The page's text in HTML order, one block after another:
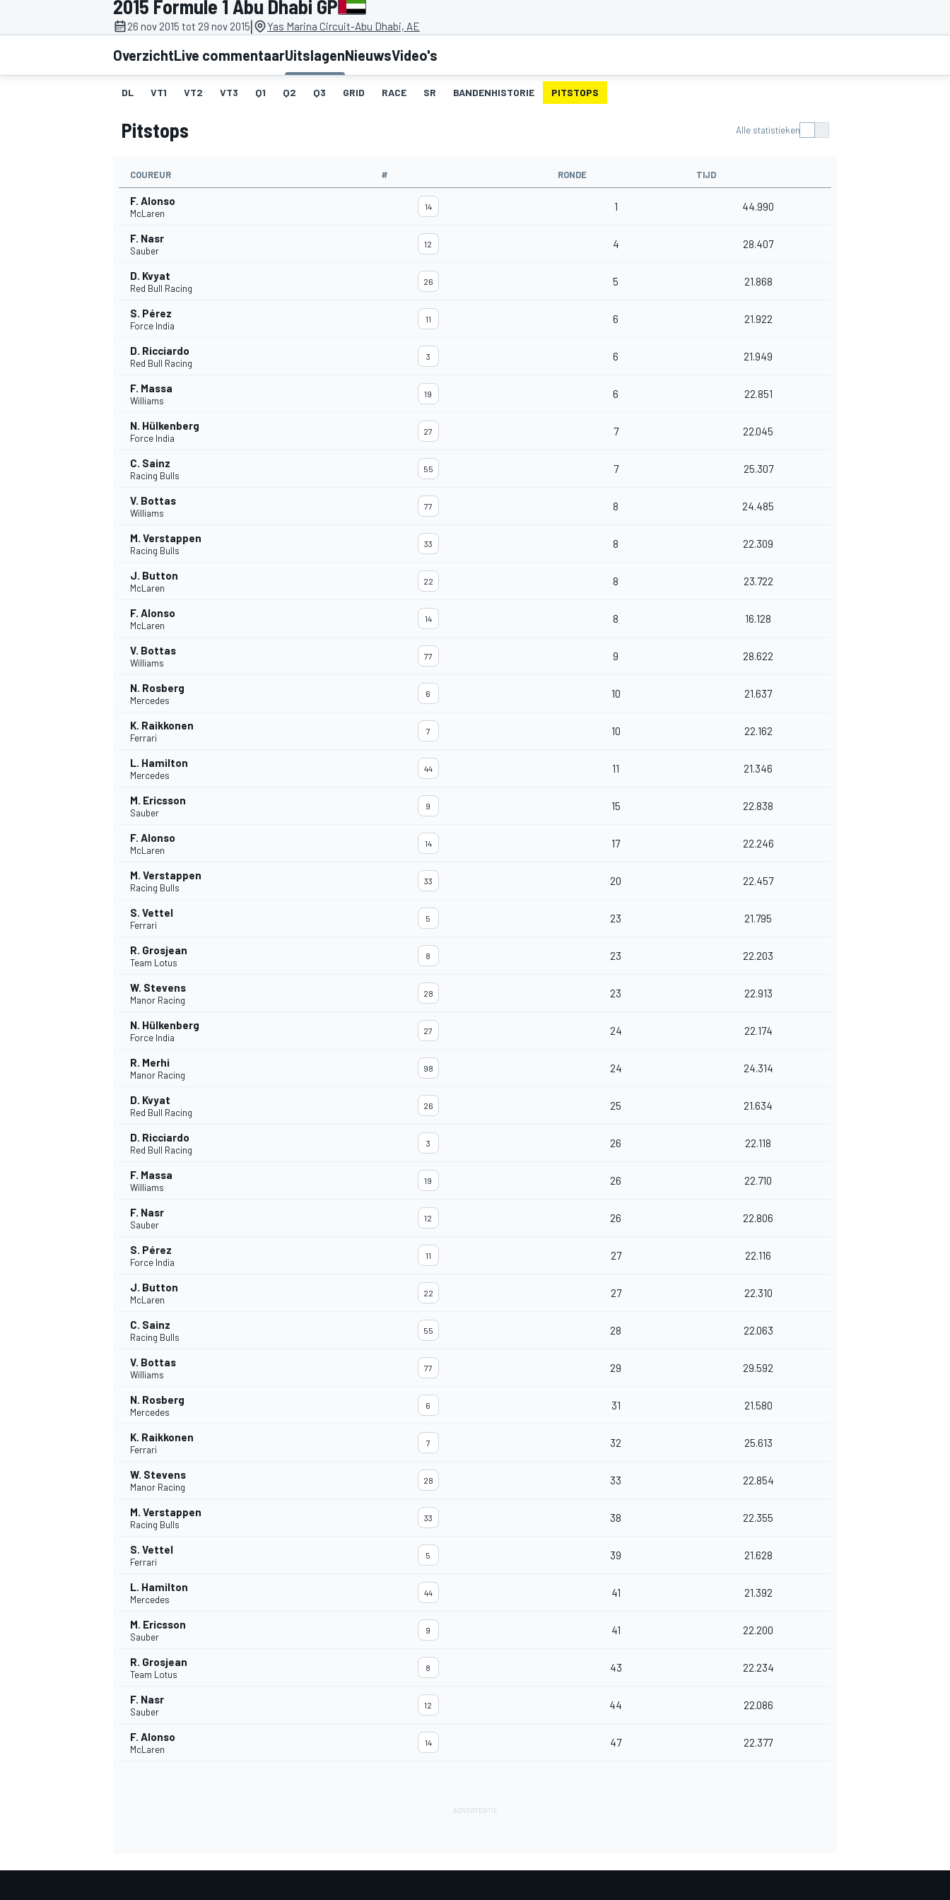
WEC
MEER RACEKLASSEN
2015 Formule 1 Abu Dhabi GP
26 nov 2015 tot 29 nov 2015| Yas Marina Circuit-Abu Dhabi, AE
OverzichtLive commentaarUitslagenNieuwsVideo's
DL VT1 VT2 VT3 Q1 Q2 Q3 GRID RACE SR BANDENHISTORIE PITSTOPS
Pitstops Alle statistieken
COUREUR # RONDE TIJD
F. Alonso
McLaren
14 1 44.990
F. Nasr
Sauber
12 4 28.407
D. Kvyat
Red Bull Racing
26 5 21.868
S. Pérez
Force India
11 6 21.922
D. Ricciardo
Red Bull Racing
3 6 21.949
F. Massa
Williams
19 6 22.851
N. Hülkenberg
Force India
27 7 22.045
C. Sainz
Racing Bulls
55 7 25.307
V. Bottas
Williams
77 8 24.485
M. Verstappen
Racing Bulls
33 8 22.309
J. Button
McLaren
22 8 23.722
F. Alonso
McLaren
14 8 16.128
V. Bottas
Williams
77 9 28.622
N. Rosberg
Mercedes
6 10 21.637
K. Raikkonen
Ferrari
7 10 22.162
L. Hamilton
Mercedes
44 11 21.346
M. Ericsson
Sauber
9 15 22.838
F. Alonso
McLaren
14 17 22.246
M. Verstappen
Racing Bulls
33 20 22.457
S. Vettel
Ferrari
5 23 21.795
R. Grosjean
Team Lotus
8 23 22.203
W. Stevens
Manor Racing
28 23 22.913
N. Hülkenberg
Force India
27 24 22.174
R. Merhi
Manor Racing
98 24 24.314
D. Kvyat
Red Bull Racing
26 25 21.634
D. Ricciardo
Red Bull Racing
3 26 22.118
F. Massa
Williams
19 26 22.710
F. Nasr
Sauber
12 26 22.806
S. Pérez
Force India
11 27 22.116
J. Button
McLaren
22 27 22.310
C. Sainz
Racing Bulls
55 28 22.063
V. Bottas
Williams
77 29 29.592
N. Rosberg
Mercedes
6 31 21.580
K. Raikkonen
Ferrari
7 32 25.613
W. Stevens
Manor Racing
28 33 22.854
M. Verstappen
Racing Bulls
33 38 22.355
S. Vettel
Ferrari
5 39 21.628
L. Hamilton
Mercedes
44 41 21.392
M. Ericsson
Sauber
9 41 22.200
R. Grosjean
Team Lotus
8 43 22.234
F. Nasr
Sauber
12 44 22.086
F. Alonso
McLaren
14 47 22.377